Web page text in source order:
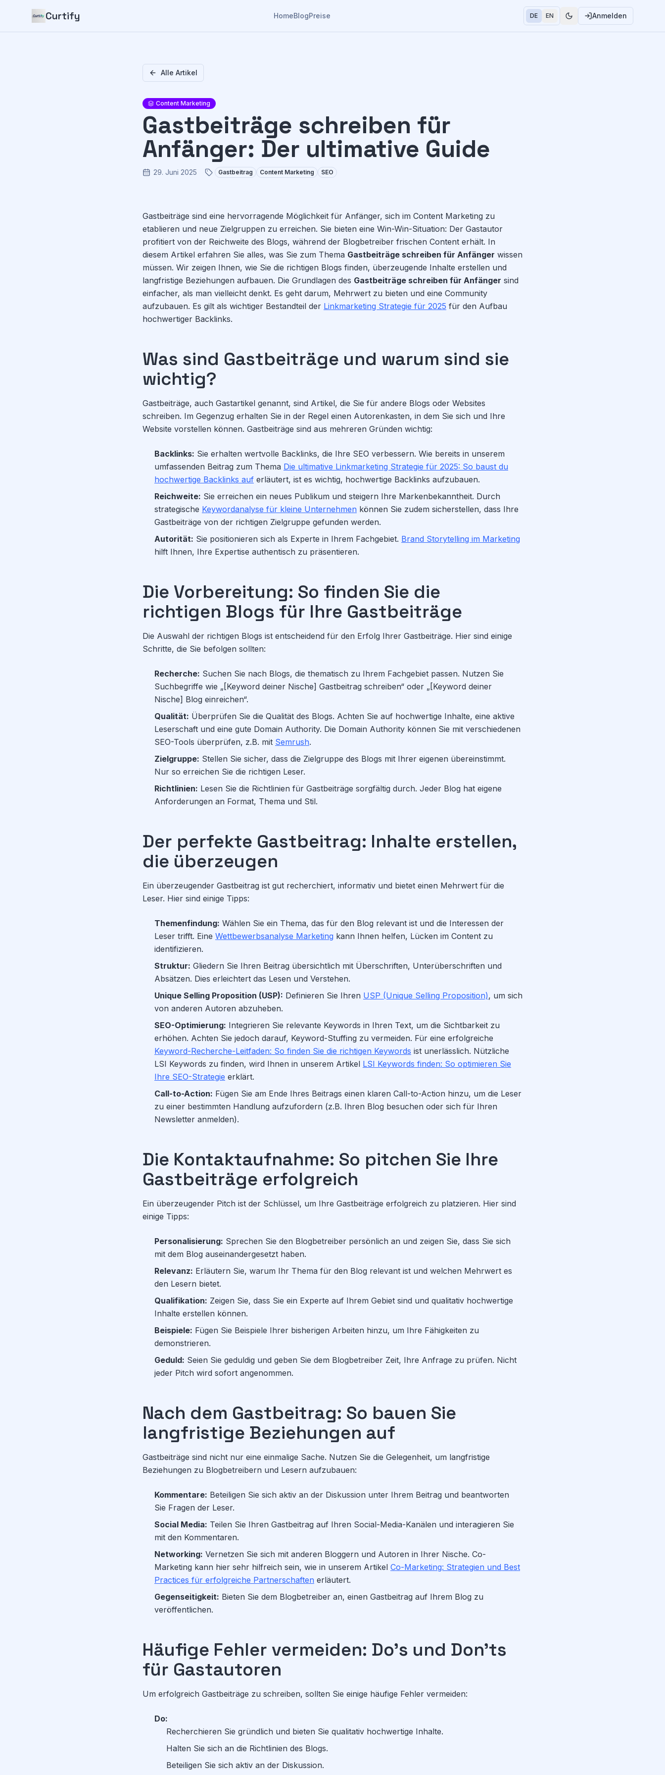
Curtify HomeBlogPreise DE EN Anmelden
Alle Artikel
Content Marketing
Gastbeiträge schreiben für
Anfänger: Der ultimative Guide
29. Juni 2025 Gastbeitrag Content Marketing SEO
Gastbeiträge sind eine hervorragende Möglichkeit für Anfänger, sich im Content Marketing zu
etablieren und neue Zielgruppen zu erreichen. Sie bieten eine Win-Win-Situation: Der Gastautor
profitiert von der Reichweite des Blogs, während der Blogbetreiber frischen Content erhält. In
diesem Artikel erfahren Sie alles, was Sie zum Thema Gastbeiträge schreiben für Anfänger wissen
müssen. Wir zeigen Ihnen, wie Sie die richtigen Blogs finden, überzeugende Inhalte erstellen und
langfristige Beziehungen aufbauen. Die Grundlagen des Gastbeiträge schreiben für Anfänger sind
einfacher, als man vielleicht denkt. Es geht darum, Mehrwert zu bieten und eine Community
aufzubauen. Es gilt als wichtiger Bestandteil der Linkmarketing Strategie für 2025 für den Aufbau
hochwertiger Backlinks.
Was sind Gastbeiträge und warum sind sie
wichtig?
Gastbeiträge, auch Gastartikel genannt, sind Artikel, die Sie für andere Blogs oder Websites
schreiben. Im Gegenzug erhalten Sie in der Regel einen Autorenkasten, in dem Sie sich und Ihre
Website vorstellen können. Gastbeiträge sind aus mehreren Gründen wichtig:
Backlinks: Sie erhalten wertvolle Backlinks, die Ihre SEO verbessern. Wie bereits in unserem
umfassenden Beitrag zum Thema Die ultimative Linkmarketing Strategie für 2025: So baust du
hochwertige Backlinks auf erläutert, ist es wichtig, hochwertige Backlinks aufzubauen.
Reichweite: Sie erreichen ein neues Publikum und steigern Ihre Markenbekanntheit. Durch
strategische Keywordanalyse für kleine Unternehmen können Sie zudem sicherstellen, dass Ihre
Gastbeiträge von der richtigen Zielgruppe gefunden werden.
Autorität: Sie positionieren sich als Experte in Ihrem Fachgebiet. Brand Storytelling im Marketing
hilft Ihnen, Ihre Expertise authentisch zu präsentieren.
Die Vorbereitung: So finden Sie die
richtigen Blogs für Ihre Gastbeiträge
Die Auswahl der richtigen Blogs ist entscheidend für den Erfolg Ihrer Gastbeiträge. Hier sind einige
Schritte, die Sie befolgen sollten:
Recherche: Suchen Sie nach Blogs, die thematisch zu Ihrem Fachgebiet passen. Nutzen Sie
Suchbegriffe wie „[Keyword deiner Nische] Gastbeitrag schreiben“ oder „[Keyword deiner
Nische] Blog einreichen“.
Qualität: Überprüfen Sie die Qualität des Blogs. Achten Sie auf hochwertige Inhalte, eine aktive
Leserschaft und eine gute Domain Authority. Die Domain Authority können Sie mit verschiedenen
SEO-Tools überprüfen, z.B. mit Semrush.
Zielgruppe: Stellen Sie sicher, dass die Zielgruppe des Blogs mit Ihrer eigenen übereinstimmt.
Nur so erreichen Sie die richtigen Leser.
Richtlinien: Lesen Sie die Richtlinien für Gastbeiträge sorgfältig durch. Jeder Blog hat eigene
Anforderungen an Format, Thema und Stil.
Der perfekte Gastbeitrag: Inhalte erstellen,
die überzeugen
Ein überzeugender Gastbeitrag ist gut recherchiert, informativ und bietet einen Mehrwert für die
Leser. Hier sind einige Tipps:
Themenfindung: Wählen Sie ein Thema, das für den Blog relevant ist und die Interessen der
Leser trifft. Eine Wettbewerbsanalyse Marketing kann Ihnen helfen, Lücken im Content zu
identifizieren.
Struktur: Gliedern Sie Ihren Beitrag übersichtlich mit Überschriften, Unterüberschriften und
Absätzen. Dies erleichtert das Lesen und Verstehen.
Unique Selling Proposition (USP): Definieren Sie Ihren USP (Unique Selling Proposition), um sich
von anderen Autoren abzuheben.
SEO-Optimierung: Integrieren Sie relevante Keywords in Ihren Text, um die Sichtbarkeit zu
erhöhen. Achten Sie jedoch darauf, Keyword-Stuffing zu vermeiden. Für eine erfolgreiche
Keyword-Recherche-Leitfaden: So finden Sie die richtigen Keywords ist unerlässlich. Nützliche
LSI Keywords zu finden, wird Ihnen in unserem Artikel LSI Keywords finden: So optimieren Sie
Ihre SEO-Strategie erklärt.
Call-to-Action: Fügen Sie am Ende Ihres Beitrags einen klaren Call-to-Action hinzu, um die Leser
zu einer bestimmten Handlung aufzufordern (z.B. Ihren Blog besuchen oder sich für Ihren
Newsletter anmelden).
Die Kontaktaufnahme: So pitchen Sie Ihre
Gastbeiträge erfolgreich
Ein überzeugender Pitch ist der Schlüssel, um Ihre Gastbeiträge erfolgreich zu platzieren. Hier sind
einige Tipps:
Personalisierung: Sprechen Sie den Blogbetreiber persönlich an und zeigen Sie, dass Sie sich
mit dem Blog auseinandergesetzt haben.
Relevanz: Erläutern Sie, warum Ihr Thema für den Blog relevant ist und welchen Mehrwert es
den Lesern bietet.
Qualifikation: Zeigen Sie, dass Sie ein Experte auf Ihrem Gebiet sind und qualitativ hochwertige
Inhalte erstellen können.
Beispiele: Fügen Sie Beispiele Ihrer bisherigen Arbeiten hinzu, um Ihre Fähigkeiten zu
demonstrieren.
Geduld: Seien Sie geduldig und geben Sie dem Blogbetreiber Zeit, Ihre Anfrage zu prüfen. Nicht
jeder Pitch wird sofort angenommen.
Nach dem Gastbeitrag: So bauen Sie
langfristige Beziehungen auf
Gastbeiträge sind nicht nur eine einmalige Sache. Nutzen Sie die Gelegenheit, um langfristige
Beziehungen zu Blogbetreibern und Lesern aufzubauen:
Kommentare: Beteiligen Sie sich aktiv an der Diskussion unter Ihrem Beitrag und beantworten
Sie Fragen der Leser.
Social Media: Teilen Sie Ihren Gastbeitrag auf Ihren Social-Media-Kanälen und interagieren Sie
mit den Kommentaren.
Networking: Vernetzen Sie sich mit anderen Bloggern und Autoren in Ihrer Nische. Co-
Marketing kann hier sehr hilfreich sein, wie in unserem Artikel Co-Marketing: Strategien und Best
Practices für erfolgreiche Partnerschaften erläutert.
Gegenseitigkeit: Bieten Sie dem Blogbetreiber an, einen Gastbeitrag auf Ihrem Blog zu
veröffentlichen.
Häufige Fehler vermeiden: Do's und Don'ts
für Gastautoren
Um erfolgreich Gastbeiträge zu schreiben, sollten Sie einige häufige Fehler vermeiden:
Do:
Recherchieren Sie gründlich und bieten Sie qualitativ hochwertige Inhalte.
Halten Sie sich an die Richtlinien des Blogs.
Beteiligen Sie sich aktiv an der Diskussion.